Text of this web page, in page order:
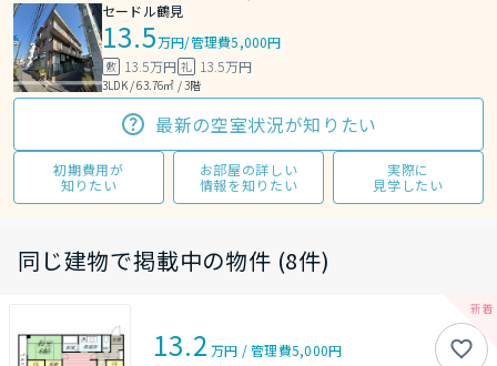
セードル鶴見
13.5万円/管理費5,000円
敷 13.5万円 礼 13.5万円
3LDK / 63.76㎡ / 3階
最新の空室状況が知りたい
初期費用が
知りたい
お部屋の詳しい
情報を知りたい
実際に
見学したい
同じ建物で掲載中の物件 (8件)
13.2 万円 /管理費5,000円